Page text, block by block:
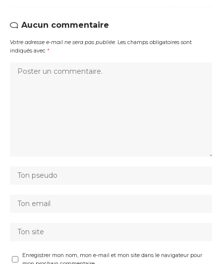
Aucun commentaire
Votre adresse e-mail ne sera pas publiée. Les champs obligatoires sont
indiqués avec *
Enregistrer mon nom, mon e-mail et mon site dans le navigateur pour